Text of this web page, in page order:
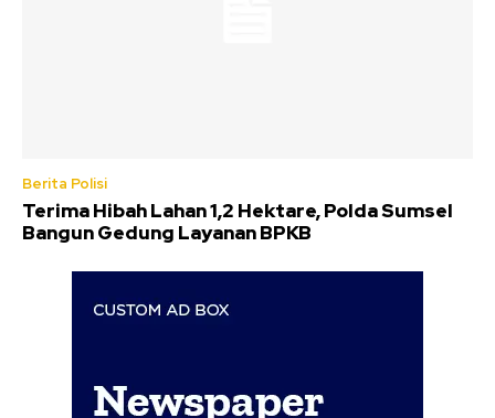
Berita Polisi
Terima Hibah Lahan 1,2 Hektare, Polda Sumsel
Bangun Gedung Layanan BPKB